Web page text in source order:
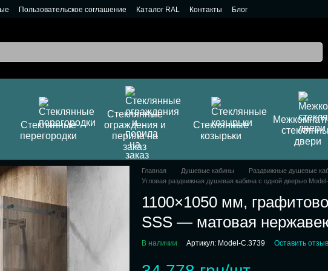
Пользовательское соглашение Каталог RAL Контакты Блог
Стеклянные
перегородки
Стеклянные
ограждения и
перила на
заказ
Стеклянные
козырьки
двери
Главная Душевые кабины
Раздвижные душевые
Угловая раздвижная душевая кабина с одной дверью
1100×1050 мм,
SSS — матовая
В наличии Артикул: Model-C.3739 Оставить отзыв